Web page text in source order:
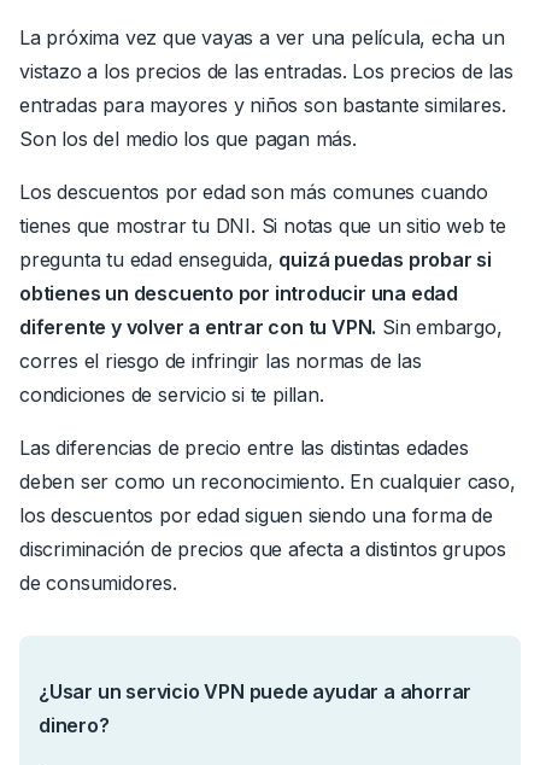
La próxima vez que vayas a ver una película, echa un
vistazo a los precios de las entradas. Los precios de las
entradas para mayores y niños son bastante similares.
Son los del medio los que pagan más.
Los descuentos por edad son más comunes cuando
tienes que mostrar tu DNI. Si notas que un sitio web te
pregunta tu edad enseguida, quizá puedas probar si
obtienes un descuento por introducir una edad
diferente y volver a entrar con tu VPN. Sin embargo,
corres el riesgo de infringir las normas de las
condiciones de servicio si te pillan.
Las diferencias de precio entre las distintas edades
deben ser como un reconocimiento. En cualquier caso,
los descuentos por edad siguen siendo una forma de
discriminación de precios que afecta a distintos grupos
de consumidores.
¿Usar un servicio VPN puede ayudar a ahorrar
dinero?